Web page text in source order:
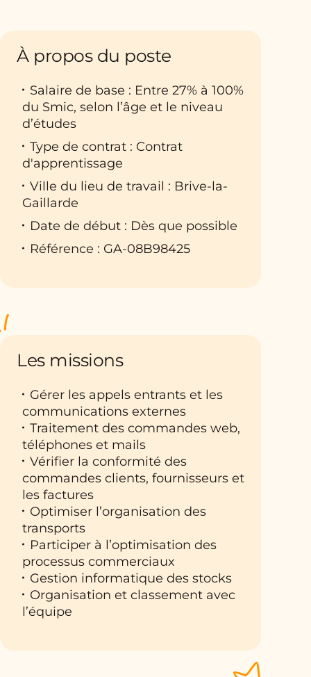
À propos du poste
Salaire de base : Entre 27% à 100%
du Smic, selon l’âge et le niveau
d’études
Type de contrat : Contrat
d'apprentissage
Ville du lieu de travail : Brive-la-
Gaillarde
Date de début : Dès que possible
Référence : GA-08B98425
Les missions
Gérer les appels entrants et les
communications externes
Traitement des commandes web,
téléphones et mails
Vérifier la conformité des
commandes clients, fournisseurs et
les factures
Optimiser l’organisation des
transports
Participer à l’optimisation des
processus commerciaux
Gestion informatique des stocks
Organisation et classement avec
l’équipe